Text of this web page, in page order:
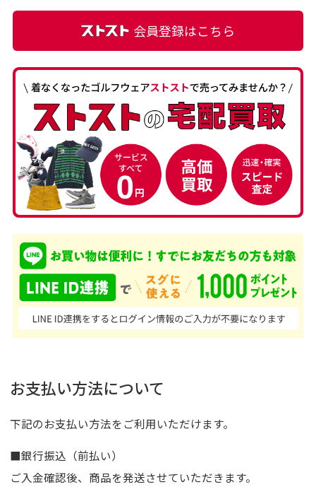
会員登録はこちら
お支払い方法について
下記のお支払い方法をご利用いただけます。
■銀行振込（前払い）
ご入金確認後、商品を発送させていただきます。